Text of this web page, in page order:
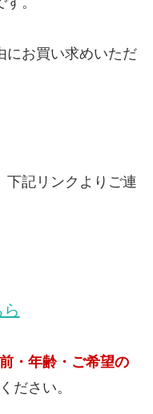
お買い求めいただ
下記リンクよりご連
前・年齢・ご希望の
ださい。